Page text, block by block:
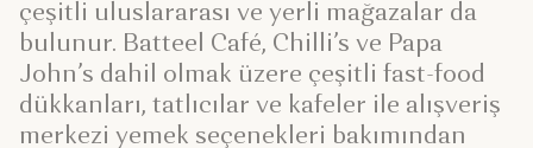
çeşitli uluslararası ve yerli mağazalar da
bulunur. Batteel Café, Chilli’s ve Papa
John’s dahil olmak üzere çeşitli fast-food
dükkanları, tatlıcılar ve kafeler ile alışveriş
merkezi yemek seçenekleri bakımından